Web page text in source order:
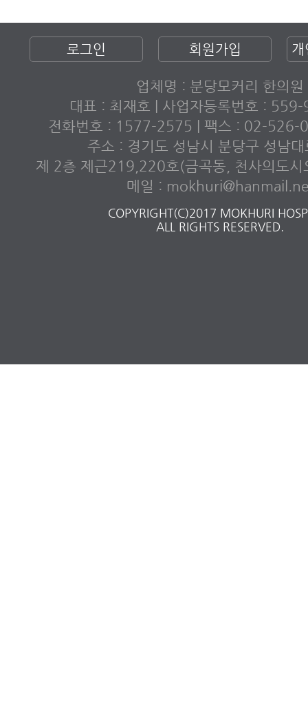
로그인 회원가입 개
업체명 : 분당모커리 한의원
대표 : 최재호 | 사업자등록번호 :
전화번호 : 1577-2575 | 팩스 : 02-526-
주소 : 경기도 성남시 분당구 성남
제 2층 제근219,220호(금곡동, 천사의도시
메일 :
COPYRIGHT(C)2017 MOKHURI
ALL RIGHTS RESERVED.